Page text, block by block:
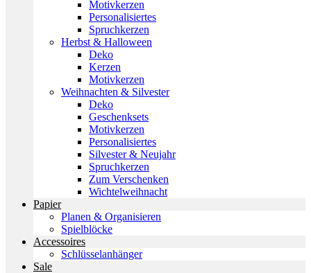
Motivkerzen
Personalisiertes
Spruchkerzen
Herbst & Halloween
Deko
Kerzen
Motivkerzen
Weihnachten & Silvester
Deko
Geschenksets
Motivkerzen
Personalisiertes
Silvester & Neujahr
Spruchkerzen
Zum Verschenken
Wichtelweihnacht
Papier
Planen & Organisieren
Spielblöcke
Accessoires
Schlüsselanhänger
Sale